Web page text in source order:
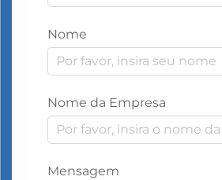
Nome
Nome da Empresa
Mensagem